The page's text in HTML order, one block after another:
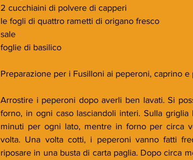
2 cucchiaini di polvere di capperi
le fogli di quattro rametti di origano fresco
sale
foglie di basilico
Preparazione per i Fusilloni ai peperoni, caprino
Arrostire i peperoni dopo averli ben lavati. Si
forno, in ogni caso lasciandoli interi. Sulla
minuti per ogni lato, mentre in forno per circa
volta. Una volta cotti, i peperoni vanno fatti
riposare in una busta di carta paglia. Dopo circa